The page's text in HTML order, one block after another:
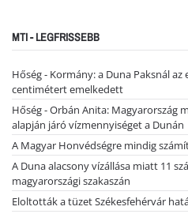
MTI - LEGFRISSEBB
Hőség - Kormány: a Duna Paksnál
centimétert emelkedett
Hőség - Orbán Anita: Magyarország
alapján járó vízmennyiséget a Dunán
A Magyar Honvédségre mindig
A Duna alacsony vízállása miatt 11
magyarországi szakaszán
Eloltották a tüzet Székesfehérvár